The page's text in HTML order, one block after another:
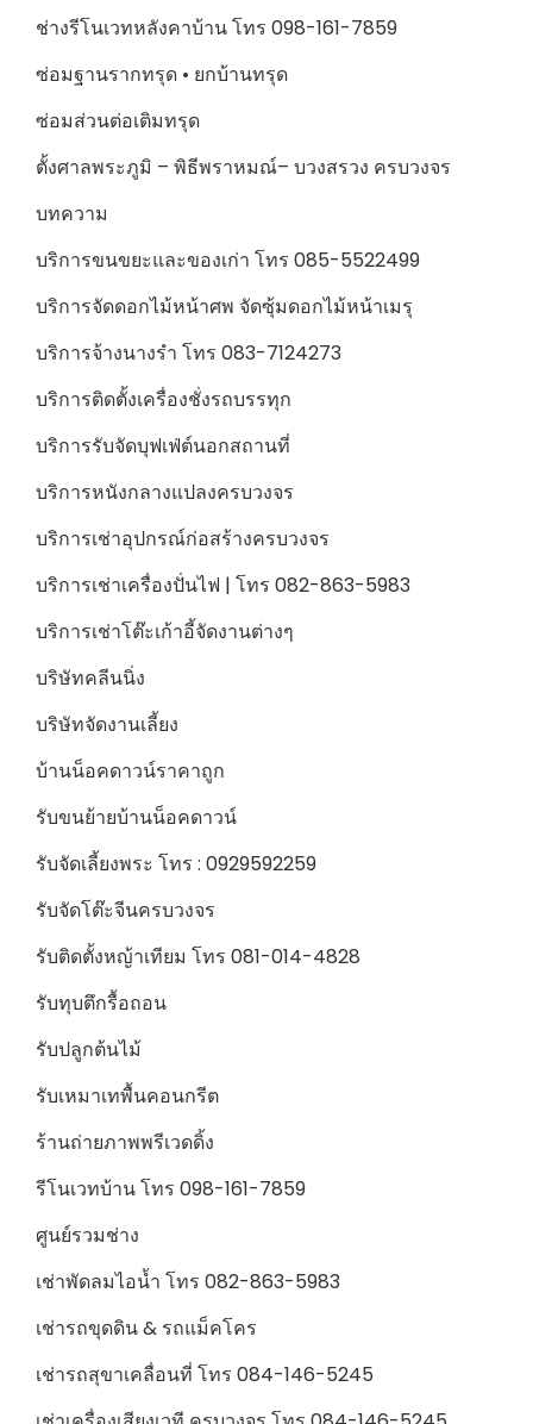
ช่างรีโนเวทหลังคาบ้าน โทร 098-161-7859
ซ่อมฐานรากทรุด • ยกบ้านทรุด
ซ่อมส่วนต่อเติมทรุด
ตั้งศาลพระภูมิ – พิธีพราหมณ์– บวงสรวง ครบวงจร
บทความ
บริการขนขยะและของเก่า โทร 085-5522499
บริการจัดดอกไม้หน้าศพ จัดซุ้มดอกไม้หน้าเมรุ
บริการจ้างนางรำ โทร 083-7124273
บริการติดตั้งเครื่องชั่งรถบรรทุก
บริการรับจัดบุฟเฟ่ต์นอกสถานที่
บริการหนังกลางแปลงครบวงจร
บริการเช่าอุปกรณ์ก่อสร้างครบวงจร
บริการเช่าเครื่องปั่นไฟ | โทร 082-863-5983
บริการเช่าโต๊ะเก้าอี้จัดงานต่างๆ
บริษัทคลีนนิ่ง
บริษัทจัดงานเลี้ยง
บ้านน็อคดาวน์ราคาถูก
รับขนย้ายบ้านน็อคดาวน์
รับจัดเลี้ยงพระ โทร : 0929592259
รับจัดโต๊ะจีนครบวงจร
รับติดตั้งหญ้าเทียม โทร 081-014-4828
รับทุบตึกรื้อถอน
รับปลูกต้นไม้
รับเหมาเทพื้นคอนกรีต
ร้านถ่ายภาพพรีเวดดิ้ง
รีโนเวทบ้าน โทร 098-161-7859
ศูนย์รวมช่าง
เช่าพัดลมไอน้ำ โทร 082-863-5983
เช่ารถขุดดิน & รถแม็คโคร
เช่ารถสุขาเคลื่อนที่ โทร 084-146-5245